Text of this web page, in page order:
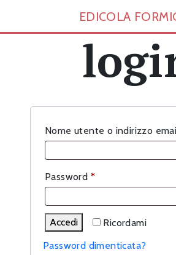
EDICOLA
Nome utente o indirizzo
Password *Richiesto
Ricordami
Accedi
Password dimenticata?